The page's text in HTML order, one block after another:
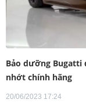
Bảo dưỡng
nhớt chính hãng
20/06/2023 17:24